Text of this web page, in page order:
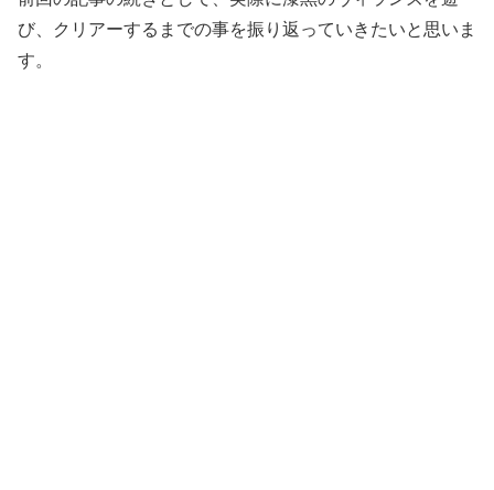
び、クリアーするまでの事を振り返っていきたいと思いま
す。